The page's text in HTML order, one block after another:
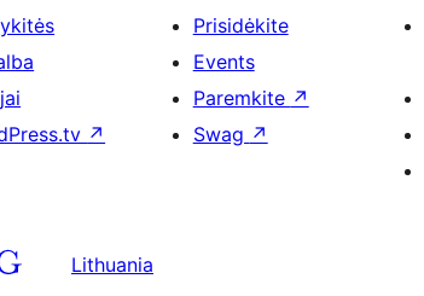
↗
Prisidėkite
Events
Paremkite ↗
Swag ↗
Lithuania